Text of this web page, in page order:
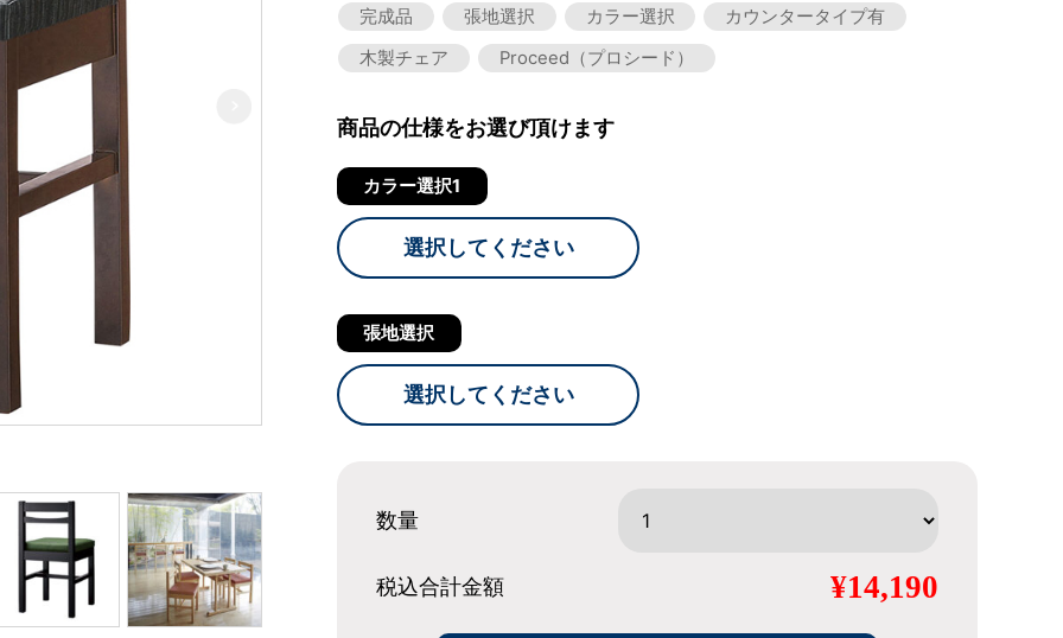
完成品 張地選択 カラー選択
カウンタータイプ有
木製チェア
Proceed（プロシード）
商品の仕様をお選び頂けます
カラー選択1
選択してください
張地選択
選択してください
数量
税込合計金額 ¥14,190